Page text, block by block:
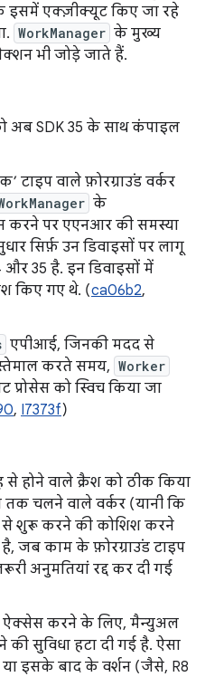
इसमें एक्ज़ीक्यूट किए जा रहे
WorkManager के मुख्य
भी जोड़े जाते हैं.
अब SDK 35 के साथ कंपाइल
टाइप वाले फ़ोरग्राउंड वर्कर
के
करने पर एएनआर की समस्या
सिर्फ़ उन डिवाइसों पर लागू
35 है. इन डिवाइसों में
किए गए थे. (ca06b2,
एपीआई, जिनकी मदद से
करते समय, Worker
प्रोसेस को स्विच किया जा
, I7373f)
होने वाले क्रैश को ठीक किया
चलने वाले वर्कर (यानी कि
से शुरू करने की कोशिश करने
है, जब काम के फ़ोरग्राउंड टाइप
अनुमतियां रद्द कर दी गई
ऐक्सेस करने के लिए, मैन्युअल
सुविधा हटा दी गई है. ऐसा
या इसके बाद के वर्शन (जैसे, R8